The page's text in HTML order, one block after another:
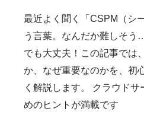
最近よく聞く「CSPM（シ
う言葉。なんだか難しそう
でも大丈夫！この記事では
か、なぜ重要なのかを、初
く解説します。 クラウド
めのヒントが満載です